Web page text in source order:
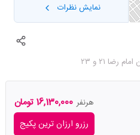
نمایش نظرات
۲۱ و ۲۳
هرنفر 16,130,000 تومان
رزرو ارزان ترین پکیج